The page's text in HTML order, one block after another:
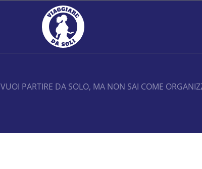
VUOI PARTIRE DA SOLO, MA NON SAI COME